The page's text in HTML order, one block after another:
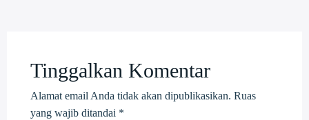
Tinggalkan Komentar
Alamat email Anda tidak akan dipublikasikan. Ruas
yang wajib ditandai *